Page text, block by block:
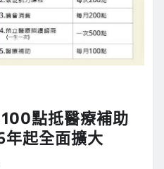
點抵醫療補助
年起全面擴大